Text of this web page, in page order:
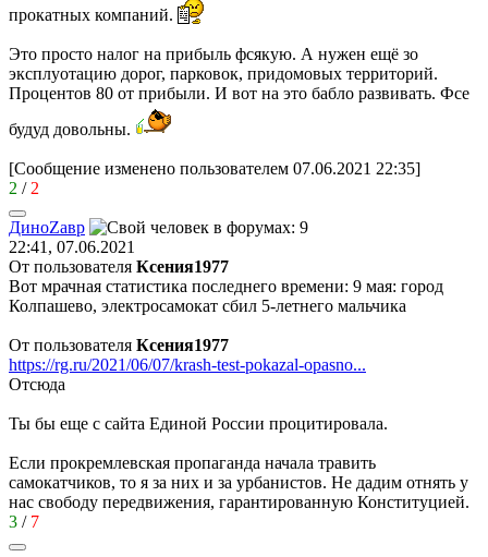
прокатных компаний.
Это просто налог на прибыль фсякую. А нужен ещё зо
эксплуотацию дорог, парковок, придомовых территорий.
Процентов 80 от прибыли. И вот на это бабло развивать. Фсе
будуд довольны.
[Сообщение изменено пользователем 07.06.2021 22:35]
2 / 2
ДиноZавp
22:41, 07.06.2021
От пользователя Ксения1977
Вот мрачная статистика последнего времени: 9 мая: город
Колпашево, электросамокат сбил 5-летнего мальчика
От пользователя Ксения1977
https://rg.ru/2021/06/07/krash-test-pokazal-opasno...
Отсюда
Ты бы еще с сайта Единой России процитировала.
Если прокремлевская пропаганда начала травить
самокатчиков, то я за них и за урбанистов. Не дадим отнять у
нас свободу передвижения, гарантированную Конституцией.
3 / 7